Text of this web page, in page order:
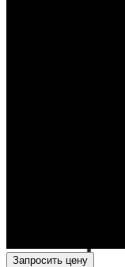
Запросить цену